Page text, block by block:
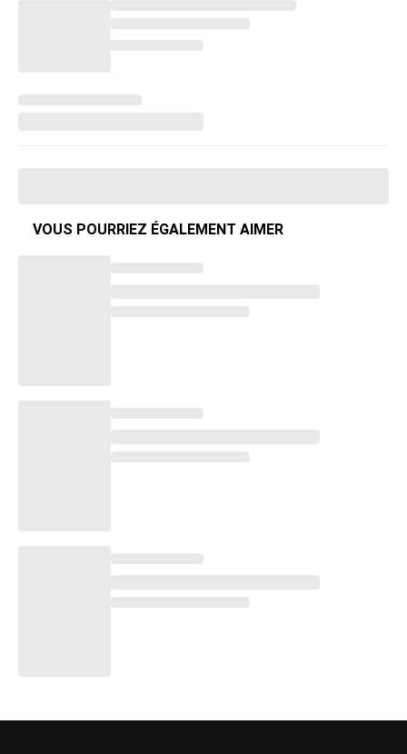
VOUS POURRIEZ ÉGALEMENT AIMER